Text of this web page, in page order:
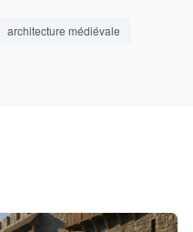
architecture médiévale